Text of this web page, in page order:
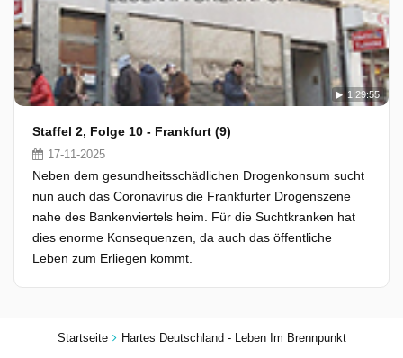
Startseite Hartes Deutschland - Leben Im Brennpunkt
1:29:55
Staffel 2, Folge 10 - Frankfurt (9)
17-11-2025
Neben dem gesundheitsschädlichen Drogenkonsum sucht
nun auch das Coronavirus die Frankfurter Drogenszene
nahe des Bankenviertels heim. Für die Suchtkranken hat
dies enorme Konsequenzen, da auch das öffentliche
Leben zum Erliegen kommt.
Staffel 7